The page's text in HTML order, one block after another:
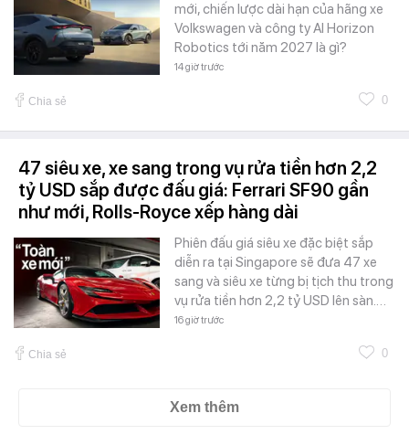
mới, chiến lược dài hạn của hãng xe
Volkswagen và công ty AI Horizon
Robotics tới năm 2027 là gì?
14 giờ trước
Chia sẻ 0
47 siêu xe, xe sang trong vụ rửa tiền hơn 2,2
tỷ USD sắp được đấu giá: Ferrari SF90 gần
như mới, Rolls-Royce xếp hàng dài
Phiên đấu giá siêu xe đặc biệt sắp
diễn ra tại Singapore sẽ đưa 47 xe
sang và siêu xe từng bị tịch thu trong
vụ rửa tiền hơn 2,2 tỷ USD lên sàn.…
16 giờ trước
Chia sẻ 0
Xem thêm